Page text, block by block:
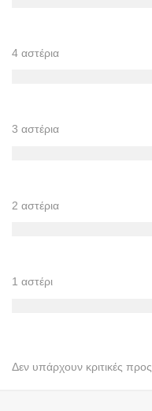
4 αστέρια
3 αστέρια
2 αστέρια
1 αστέρι
Δεν υπάρχουν κριτικές